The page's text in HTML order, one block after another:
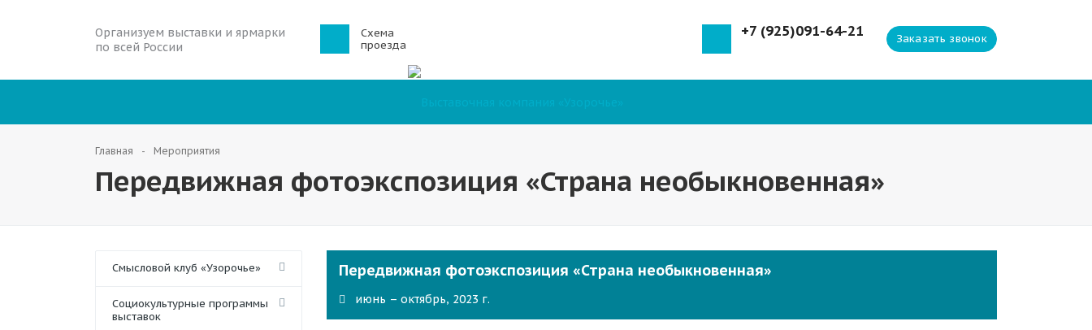
Организуем выставки и ярмарки
по всей России
Схема
проезда
Заказать звонок
+7 (925)091-64-21
Главная Мероприятия
Передвижная фотоэкспозиция «Страна необыкновенная»
Смысловой клуб «Узорочье»
Социокультурные программы
выставок
Передвижная фотоэкспозиция «Страна необыкновенная»
июнь – октябрь, 2023 г.